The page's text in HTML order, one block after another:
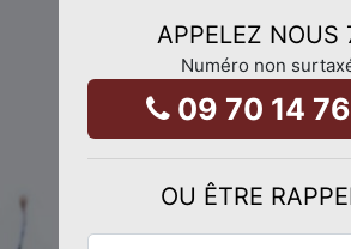
APPELEZ NOUS
Numéro non
09 70 14
OU ÊTRE